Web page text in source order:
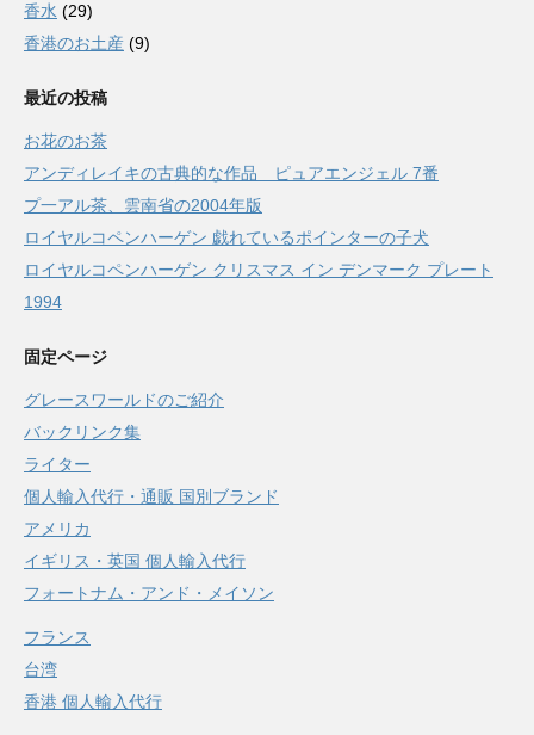
香水 (29)
香港のお土産 (9)
最近の投稿
お花のお茶
アンディレイキの古典的な作品 ピュアエンジェル 7番
プ一アル茶、雲南省の2004年版
ロイヤルコペンハーゲン 戯れているポインターの子犬
ロイヤルコペンハーゲン クリスマス イン デンマーク プレート
1994
固定ページ
グレースワールドのご紹介
バックリンク集
ライター
個人輸入代行・通販 国別ブランド
アメリカ
イギリス・英国 個人輸入代行
フォートナム・アンド・メイソン
フランス
台湾
香港 個人輸入代行